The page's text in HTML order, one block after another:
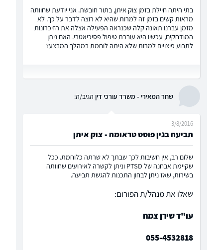
בתי היתה חיילת בזמן צוק איתן, בתור חובשת. אני יודעת שחוותה
מראות קשים בזמן זה למרות שהיא לא רוצה לדבר על כך. לא
מזמן עברנו תאונה קלה שכנראה הפעילה אצלה את הזיכרונות
המודחקים, עכשיו היא עוברת טיפול פסיכיאטרי. האם ניתן
לתבוע פיצויים למרות שלא היתה לוחמת במהלך המבצע?
שחר המאירי - משרד עורכי דין הגיב/ה:
תביעה בגין פוסט טראומה - צוק איתן
3/8/2016
שלום רב, אין חשיבות לכך שבתך לא שרתה כלוחמת. ככל
שקיימת אבחנה של PTSD וניתן לקשרה לאירועים שחוותה
בשירות, שאז ניתן לבחון התכנות להגשת תביעה.
שאלו את מנהל/ת הפורום:
עו"ד שירן צמח
055-4532818